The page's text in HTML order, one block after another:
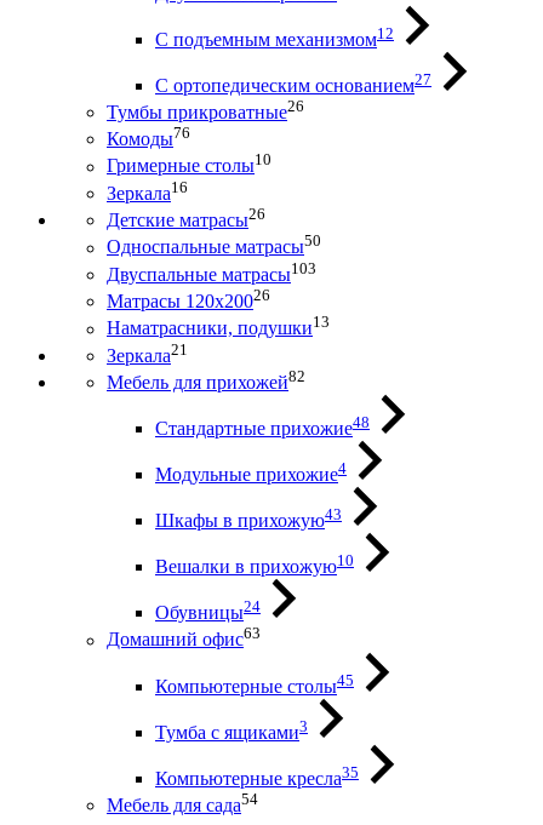
С подъемным механизмом12
С ортопедическим основанием27
Тумбы прикроватные26
Комоды76
Гримерные столы10
Зеркала16
Детские матрасы26
Односпальные матрасы50
Двуспальные матрасы103
Матрасы 120х20026
Наматрасники, подушки13
Зеркала21
Мебель для прихожей82
Стандартные прихожие48
Модульные прихожие4
Шкафы в прихожую43
Вешалки в прихожую10
Обувницы24
Домашний офис63
Компьютерные столы45
Тумба с ящиками3
Компьютерные кресла35
Мебель для сада54